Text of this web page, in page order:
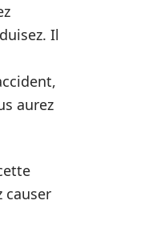
Il
aurez
causer